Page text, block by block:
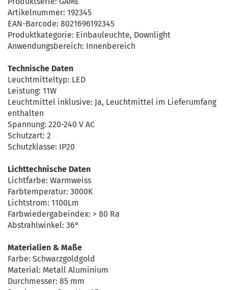
Artikelnummer: 192345
EAN-Barcode: 8021696192345
Produktkategorie: Einbauleuchte, Downlight
Anwendungsbereich: Innenbereich
Technische Daten
Leuchtmitteltyp: LED
Leistung: 11W
Leuchtmittel inklusive: Ja, Leuchtmittel im Lieferumfang
enthalten
Spannung: 220-240 V AC
Schutzart: 2
Schutzklasse: IP20
Lichttechnische Daten
Lichtfarbe: Warmweiss
Farbtemperatur: 3000K
Lichtstrom: 1100Lm
Farbwiedergabeindex: > 80 Ra
Abstrahlwinkel: 36°
Materialien & Maße
Farbe: Schwarzgoldgold
Material: Metall Aluminium
Durchmesser: 85 mm